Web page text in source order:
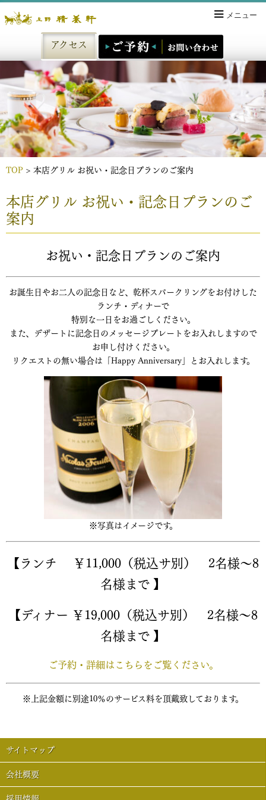
アクセス
TOP > 本店グリル お祝い・記念日プランのご案内
本店グリル お祝い・記念日プランのご
案内
お祝い・記念日プランのご案内
お誕生日やお二人の記念日など、乾杯スパークリングをお付けした
ランチ・ディナーで
特別な一日をお過ごしください。
また、デザートに記念日のメッセージプレートをお入れしますので
お申し付けください。
リクエストの無い場合は「Happy Anniversary」とお入れします。
※写真はイメージです。
【ランチ ￥11,000（税込サ別） 2名様～8
名様まで 】
【ディナー ￥19,000（税込サ別） 2名様～8
名様まで 】
ご予約・詳細はこちらをご覧ください。
※上記金額に別途10％のサービス料を頂戴致しております。
サイトマップ
会社概要
メニュー